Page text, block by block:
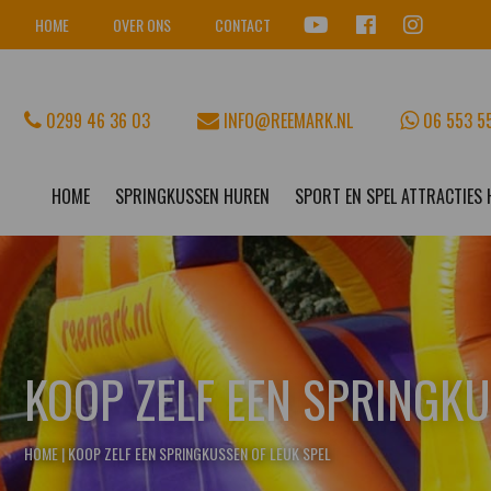
HOME OVER ONS CONTACT
0299 46 36 03 INFO@REEMARK.NL 06 553
HOME SPRINGKUSSEN HUREN SPORT EN SPEL ATTRACTIES
KOOP ZELF EEN
HOME|KOOP ZELF EEN SPRINGKUSSEN OF LEUK SPEL